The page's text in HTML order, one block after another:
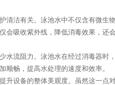
洁有关。泳池水中不仅含有微生
会吸收紫外线，降低消毒效果，还
流阻力。泳池水在经过消毒器时
顺畅，提高水处理的速度和效率。
设备的整体美观度。虽然这一点